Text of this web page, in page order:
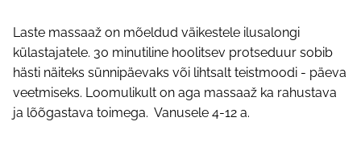
Laste massaaž on mõeldud väikestele ilusalongi
külastajatele. 30 minutiline hoolitsev protseduur sobib
hästi näiteks sünnipäevaks või lihtsalt teistmoodi - päeva
veetmiseks. Loomulikult on aga massaaž ka rahustava
ja lõõgastava toimega. Vanusele 4-12 a.